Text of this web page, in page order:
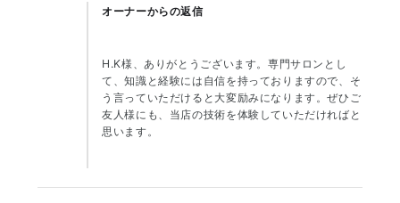
オーナーからの返信
H.K様、ありがとうございます。専門サロンとし
て、知識と経験には自信を持っておりますので、そ
う言っていただけると大変励みになります。ぜひご
友人様にも、当店の技術を体験していただければと
思います。